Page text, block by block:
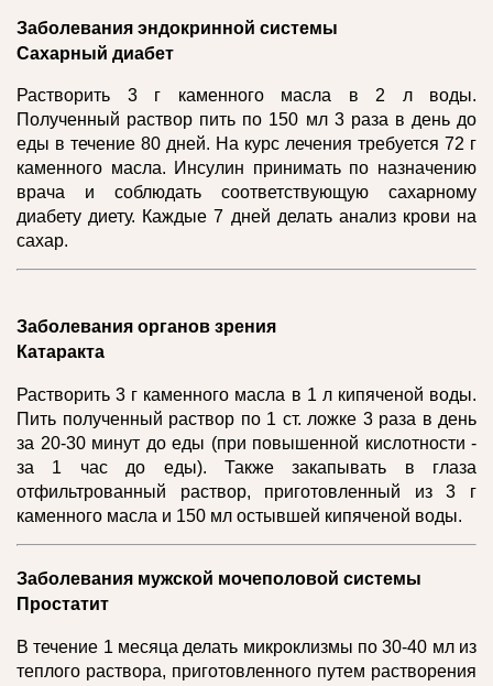
Заболевания эндокринной системы
Сахарный диабет
Растворить 3 г каменного масла в 2 л воды.
Полученный раствор пить по 150 мл 3 раза в день до
еды в течение 80 дней. На курс лечения требуется 72 г
каменного масла. Инсулин принимать по назначению
врача и соблюдать соответствующую сахарному
диабету диету. Каждые 7 дней делать анализ крови на
сахар.
Заболевания органов зрения
Катаракта
Растворить 3 г каменного масла в 1 л кипяченой воды.
Пить полученный раствор по 1 ст. ложке 3 раза в день
за 20-30 минут до еды (при повышенной кислотности -
за 1 час до еды). Также закапывать в глаза
отфильтрованный раствор, приготовленный из 3 г
каменного масла и 150 мл остывшей кипяченой воды.
Заболевания мужской мочеполовой системы
Простатит
В течение 1 месяца делать микроклизмы по 30-40 мл из
теплого раствора, приготовленного путем растворения